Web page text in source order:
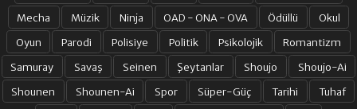
19. BÖLÜM 20. BÖLÜM
21. BÖLÜM 22. BÖLÜM
Mecha
Müzik Ninja OAD - ONA - OVA Ödüllü
Okul
Oyun
Parodi Polisiye Politik Psikolojik
Romantizm
Samuray
Savaş Seinen Şeytanlar Shoujo
Shoujo-Ai
Shounen
Shounen-Ai Spor Süper-Güç Tarihi
Tuhaf